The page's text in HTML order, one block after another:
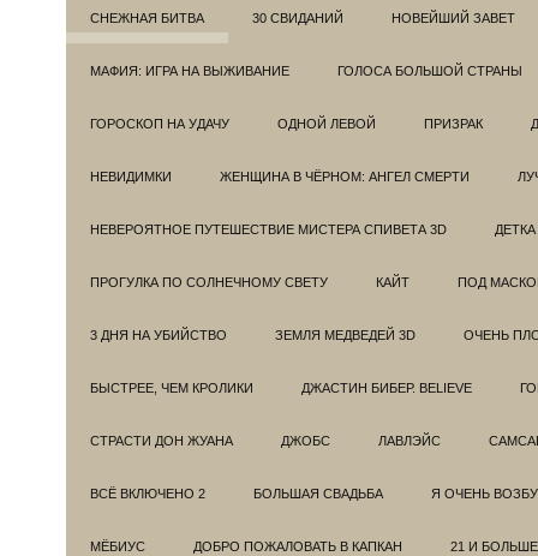
СНЕЖНАЯ БИТВА 30 СВИДАНИЙ НОВЕЙШИЙ ЗАВЕТ
МАФИЯ: ИГРА НА ВЫЖИВАНИЕ ГОЛОСА БОЛЬШОЙ СТРАНЫ
ГОРОСКОП НА УДАЧУ ОДНОЙ ЛЕВОЙ ПРИЗРАК
НЕВИДИМКИ ЖЕНЩИНА В ЧЁРНОМ: АНГЕЛ СМЕРТИ
НЕВЕРОЯТНОЕ ПУТЕШЕСТВИЕ МИСТЕРА СПИВЕТА 3D ДЕТКА
ПРОГУЛКА ПО СОЛНЕЧНОМУ СВЕТУ КАЙТ ПОД
3 ДНЯ НА УБИЙСТВО ЗЕМЛЯ МЕДВЕДЕЙ 3D ОЧЕНЬ
БЫСТРЕЕ, ЧЕМ КРОЛИКИ ДЖАСТИН БИБЕР. BELIEVE
СТРАСТИ ДОН ЖУАНА ДЖОБС ЛАВЛЭЙС
ВСЁ ВКЛЮЧЕНО 2 БОЛЬШАЯ СВАДЬБА Я ОЧЕНЬ
МЁБИУС ДОБРО ПОЖАЛОВАТЬ В КАПКАН 21 И БОЛЬШЕ